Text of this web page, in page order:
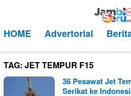
kontenMobile
HOME Advertorial
TAG: JET TEMPUR F15
36 Pesawat Jet
Serikat ke